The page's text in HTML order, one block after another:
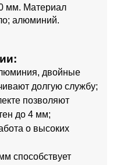
мм. Материал
алюминий.
двойные
долгую службу;
позволяют
до 4 мм;
о высоких
способствует